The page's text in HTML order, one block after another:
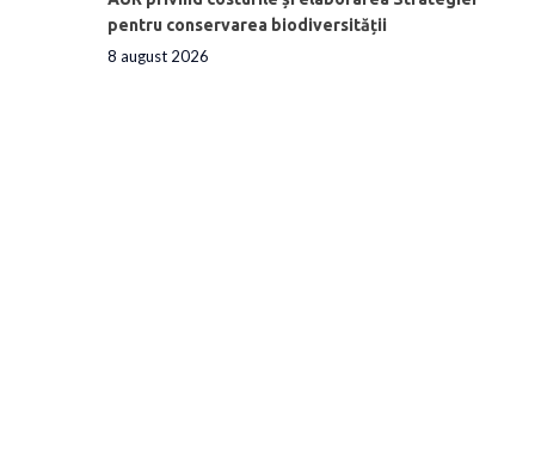
pentru conservarea biodiversității
8 august 2026